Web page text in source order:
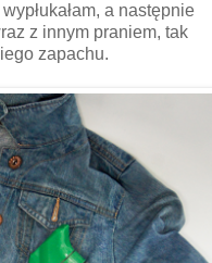
a następnie
z innym praniem, tak
zapachu.